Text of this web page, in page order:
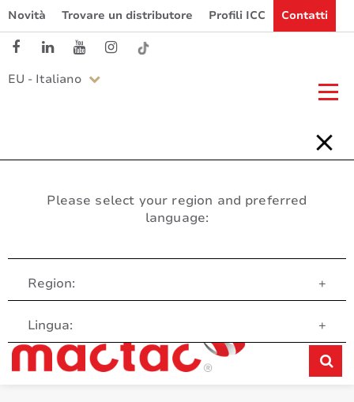
Novità Trovare un distributore Profili ICC Contatti
EU - Italiano
Please select your region and preferred
language:
Region: +
Lingua: +
Servizio clienti